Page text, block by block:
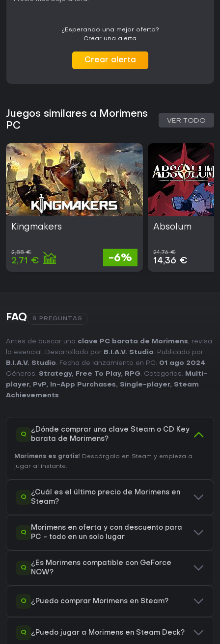
¿Esperando una mejor oferta?
Crear una alerta.
Crear alerta
Juegos similares a Morimens
PC
VER TODO
Kingmakers
2,88 €
2,71 € -6%
Absolum
24,76 €
14,36 €
FAQ 8 PREGUNTAS
Antes de buscar una clave PC barata de Morimens, revisa
lo esencial. Desarrollado por B.I.A.V. Studio. Publicado por
B.I.A.V. Studio. Fecha de lanzamiento en PC: 01 ago 2024.
Géneros: Strategy, Free To Play, RPG. Categorías:
Multi-
player, PvP, In-App Purchases, Single-player, Steam
Achievements.
Q
¿Dónde comprar una clave Steam o CD Key
barata de Morimens?
Morimens es gratis! Descárgalo en Steam y empieza a
jugar al instante.
Q
¿Cuál es el último precio de Morimens en
Steam?
Q
Morimens en oferta y con descuento para
PC - todo en un solo lugar
Q
¿Es Morimens compatible con GeForce
NOW?
Q ¿Puedo comprar Morimens en Steam?
Q ¿Puedo jugar a Morimens en Steam Deck?